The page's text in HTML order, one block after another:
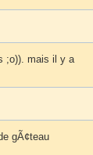
;o)). mais il y a
gÃ¢teau